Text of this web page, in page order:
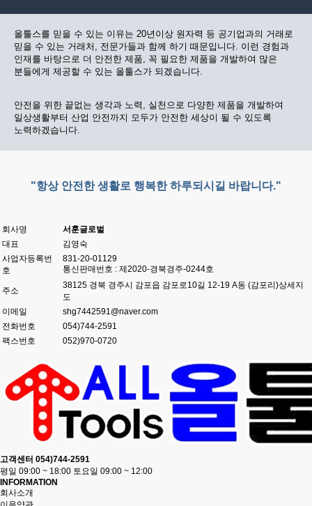
올툴스를 믿을 수 있는 이유는 20년이상 원자력 등 공기업과의 거래로
믿을 수 있는 거래처, 전문가들과 함께 하기 때문입니다. 이런 경험과
인재를 바탕으로 더 안전한 제품, 꼭 필요한 제품을 개발하여 많은
분들에게 제공할 수 있는 올툴스가 되겠습니다.
안전을 위한 끝없는 생각과 노력, 실천으로 다양한 제품을 개발하여
일상생활부터 산업 안전까지 모두가 안전한 세상이 될 수 있도록
노력하겠습니다.
"항상 안전한 생활로 행복한 하루되시길 바랍니다."
회사명
서훈글로벌
대표
김영숙
사업자등록번
호
831-20-01129
통신판매번호 : 제2020-경북경주-0244호
주소
38125 경북 경주시 감포읍 감포로10길 12-19 A동 (감포리)상세지
도
이메일
shg7442591@naver.com
전화번호
054)744-2591
팩스번호
052)970-0720
고객센터 054)744-2591
평일 09:00 ~ 18:00 토요일 09:00 ~ 12:00
INFORMATION
회사소개